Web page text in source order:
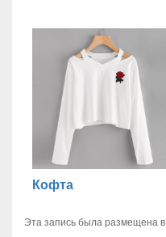
Кофта
Эта запись была размещена в